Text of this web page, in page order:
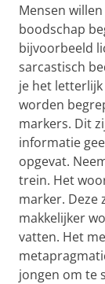
Mensen
boodschap
bijvoorbeeld
sarcastisch
je het
worden
markers. Dit
informatie
opgevat.
trein. Het
marker. Deze
makkelijker
vatten. Het
jongen om te